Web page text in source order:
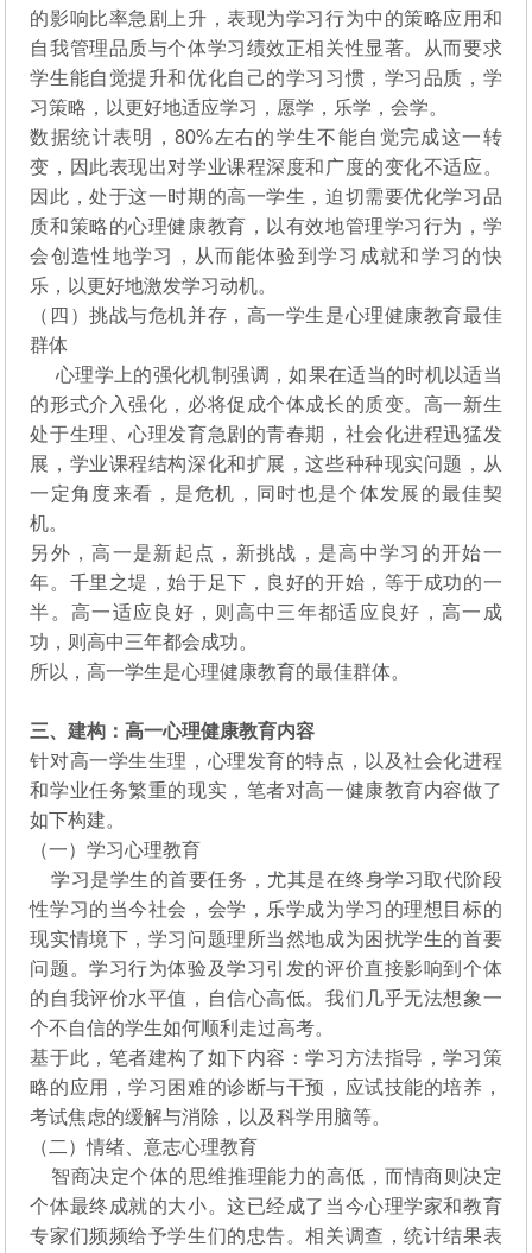
的影响比率急剧上升，表现为学习行为中的策略应用和
自我管理品质与个体学习绩效正相关性显著。从而要求
学生能自觉提升和优化自己的学习习惯，学习品质，学
习策略，以更好地适应学习，愿学，乐学，会学。
数据统计表明，80%左右的学生不能自觉完成这一转
变，因此表现出对学业课程深度和广度的变化不适应。
因此，处于这一时期的高一学生，迫切需要优化学习品
质和策略的心理健康教育，以有效地管理学习行为，学
会创造性地学习，从而能体验到学习成就和学习的快
乐，以更好地激发学习动机。
（四）挑战与危机并存，高一学生是心理健康教育最佳
群体
心理学上的强化机制强调，如果在适当的时机以适当
的形式介入强化，必将促成个体成长的质变。高一新生
处于生理、心理发育急剧的青春期，社会化进程迅猛发
展，学业课程结构深化和扩展，这些种种现实问题，从
一定角度来看，是危机，同时也是个体发展的最佳契
机。
另外，高一是新起点，新挑战，是高中学习的开始一
年。千里之堤，始于足下，良好的开始，等于成功的一
半。高一适应良好，则高中三年都适应良好，高一成
功，则高中三年都会成功。
所以，高一学生是心理健康教育的最佳群体。
三、建构：高一心理健康教育内容
针对高一学生生理，心理发育的特点，以及社会化进程
和学业任务繁重的现实，笔者对高一健康教育内容做了
如下构建。
（一）学习心理教育
学习是学生的首要任务，尤其是在终身学习取代阶段
性学习的当今社会，会学，乐学成为学习的理想目标的
现实情境下，学习问题理所当然地成为困扰学生的首要
问题。学习行为体验及学习引发的评价直接影响到个体
的自我评价水平值，自信心高低。我们几乎无法想象一
个不自信的学生如何顺利走过高考。
基于此，笔者建构了如下内容：学习方法指导，学习策
略的应用，学习困难的诊断与干预，应试技能的培养，
考试焦虑的缓解与消除，以及科学用脑等。
（二）情绪、意志心理教育
智商决定个体的思维推理能力的高低，而情商则决定
个体最终成就的大小。这已经成了当今心理学家和教育
专家们频频给予学生们的忠告。相关调查，统计结果表